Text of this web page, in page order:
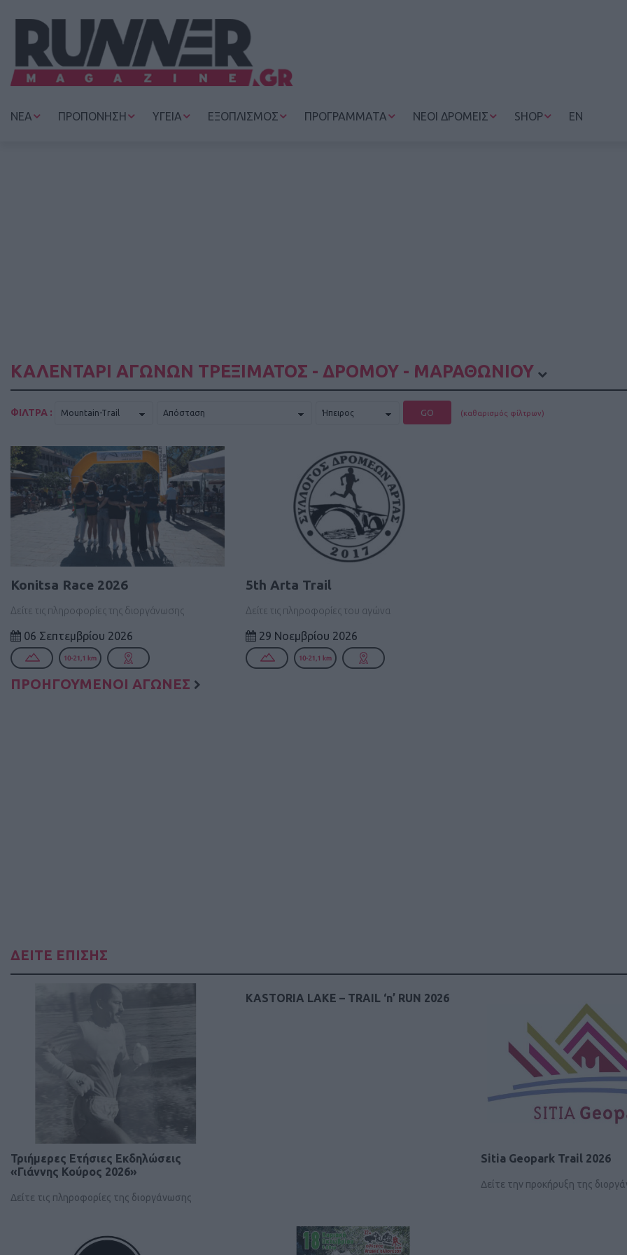
ΝΕΑ ΠΡΟΠΟΝΗΣΗ ΥΓΕΙΑ ΕΞΟΠΛΙΣΜΟΣ ΠΡΟΓΡΑΜΜΑΤΑ ΝΕΟΙ ΔΡΟΜΕΙΣ SHOP EN
ΚΑΛΕΝΤΑΡΙ ΑΓΩΝΩΝ ΤΡΕΞΙΜΑΤΟΣ - ΔΡΟΜΟΥ - ΜΑΡΑΘΩΝΙΟΥ
ΦΙΛΤΡΑ : GO (καθαρισμός φίλτρων)
Konitsa Race 2026
Δείτε τις πληροφορίες της διοργάνωσης
06 Σεπτεμβρίου 2026
5th Arta Trail
Δείτε τις πληροφορίες του αγώνα
29 Νοεμβρίου 2026
ΠΡΟΗΓΟΥΜΕΝΟΙ ΑΓΩΝΕΣ
ΔΕΙΤΕ ΕΠΙΣΗΣ
Τριήμερες Ετήσιες Εκδηλώσεις
«Γιάννης Κούρος 2026»
Δείτε τις πληροφορίες της διοργάνωσης
KASTORIA LAKE – TRAIL ‘n’ RUN 2026
Sitia Geopark Trail 2026
Δείτε την προκήρυξη της